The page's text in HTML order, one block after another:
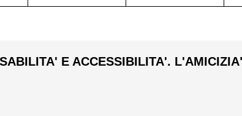
E ACCESSIBILITA'.